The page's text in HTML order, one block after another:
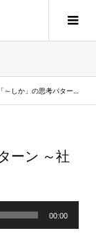
か」の思考パターン ～社内接客～
ーン ～社
00:00